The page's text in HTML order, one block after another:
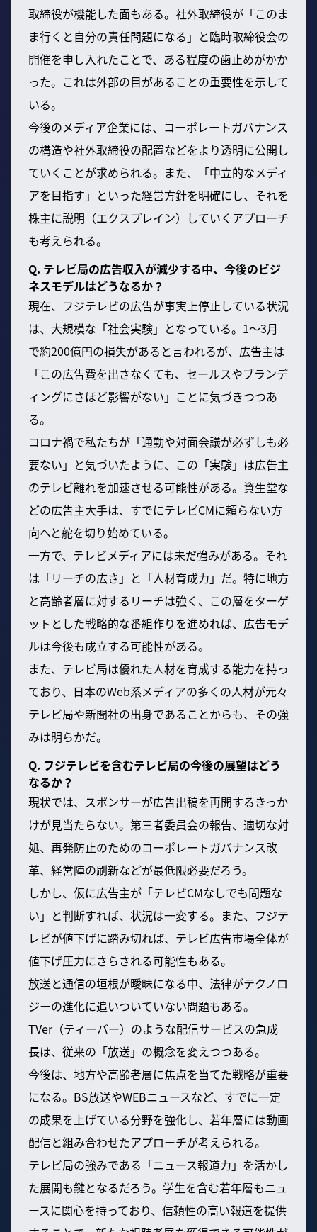
取締役が機能した面もある。社外取締役が「このま
ま行くと自分の責任問題になる」と臨時取締役会の
開催を申し入れたことで、ある程度の歯止めがかか
った。これは外部の目があることの重要性を示して
いる。
今後のメディア企業には、コーポレートガバナンス
の構造や社外取締役の配置などをより透明に公開し
ていくことが求められる。また、「中立的なメディ
アを目指す」といった経営方針を明確にし、それを
株主に説明（エクスプレイン）していくアプローチ
も考えられる。
Q. テレビ局の広告収入が減少する中、今後のビジ
ネスモデルはどうなるか？
現在、フジテレビの広告が事実上停止している状況
は、大規模な「社会実験」となっている。1〜3月
で約200億円の損失があると言われるが、広告主は
「この広告費を出さなくても、セールスやブランデ
ィングにさほど影響がない」ことに気づきつつあ
る。
コロナ禍で私たちが「通勤や対面会議が必ずしも必
要ない」と気づいたように、この「実験」は広告主
のテレビ離れを加速させる可能性がある。資生堂な
どの広告主大手は、すでにテレビCMに頼らない方
向へと舵を切り始めている。
一方で、テレビメディアには未だ強みがある。それ
は「リーチの広さ」と「人材育成力」だ。特に地方
と高齢者層に対するリーチは強く、この層をターゲ
ットとした戦略的な番組作りを進めれば、広告モデ
ルは今後も成立する可能性がある。
また、テレビ局は優れた人材を育成する能力を持っ
ており、日本のWeb系メディアの多くの人材が元々
テレビ局や新聞社の出身であることからも、その強
みは明らかだ。
Q. フジテレビを含むテレビ局の今後の展望はどう
なるか？
現状では、スポンサーが広告出稿を再開するきっか
けが見当たらない。第三者委員会の報告、適切な対
処、再発防止のためのコーポレートガバナンス改
革、経営陣の刷新などが最低限必要だろう。
しかし、仮に広告主が「テレビCMなしでも問題な
い」と判断すれば、状況は一変する。また、フジテ
レビが値下げに踏み切れば、テレビ広告市場全体が
値下げ圧力にさらされる可能性もある。
放送と通信の垣根が曖昧になる中、法律がテクノロ
ジーの進化に追いついていない問題もある。
TVer（ティーバー）のような配信サービスの急成
長は、従来の「放送」の概念を変えつつある。
今後は、地方や高齢者層に焦点を当てた戦略が重要
になる。BS放送やWEBニュースなど、すでに一定
の成果を上げている分野を強化し、若年層には動画
配信と組み合わせたアプローチが考えられる。
テレビ局の強みである「ニュース報道力」を活かし
た展開も鍵となるだろう。学生を含む若年層もニュ
ースに関心を持っており、信頼性の高い報道を提供